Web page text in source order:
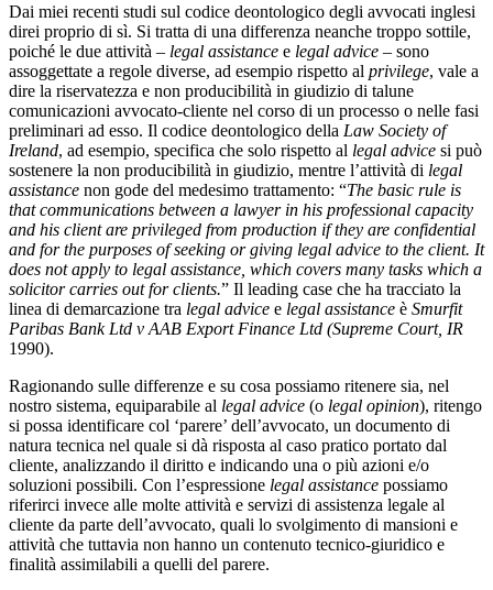
Dai miei recenti studi sul codice deontologico degli avvocati inglesi
direi proprio di sì. Si tratta di una differenza neanche troppo sottile,
poiché le due attività – legal assistance e legal advice – sono
assoggettate a regole diverse, ad esempio rispetto al privilege, vale a
dire la riservatezza e non producibilità in giudizio di talune
comunicazioni avvocato-cliente nel corso di un processo o nelle fasi
preliminari ad esso. Il codice deontologico della Law Society of
Ireland, ad esempio, specifica che solo rispetto al legal advice si può
sostenere la non producibilità in giudizio, mentre l’attività di legal
assistance non gode del medesimo trattamento: “The basic rule is
that communications between a lawyer in his professional capacity
and his client are privileged from production if they are confidential
and for the purposes of seeking or giving legal advice to the client. It
does not apply to legal assistance, which covers many tasks which a
solicitor carries out for clients.” Il leading case che ha tracciato la
linea di demarcazione tra legal advice e legal assistance è Smurfit
Paribas Bank Ltd v AAB Export Finance Ltd (Supreme Court, IR
1990).
Ragionando sulle differenze e su cosa possiamo ritenere sia, nel
nostro sistema, equiparabile al legal advice (o legal opinion), ritengo
si possa identificare col ‘parere’ dell’avvocato, un documento di
natura tecnica nel quale si dà risposta al caso pratico portato dal
cliente, analizzando il diritto e indicando una o più azioni e/o
soluzioni possibili. Con l’espressione legal assistance possiamo
riferirci invece alle molte attività e servizi di assistenza legale al
cliente da parte dell’avvocato, quali lo svolgimento di mansioni e
attività che tuttavia non hanno un contenuto tecnico-giuridico e
finalità assimilabili a quelli del parere.